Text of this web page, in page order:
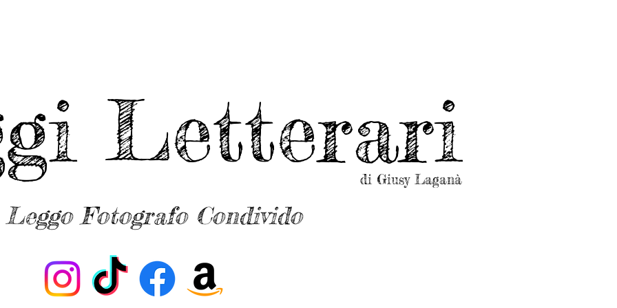
Letterari
di Giusy Laganà
Leggo Fotografo Condivido